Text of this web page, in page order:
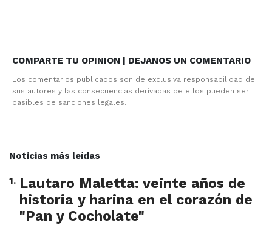
COMPARTE TU OPINION | DEJANOS UN COMENTARIO
Los comentarios publicados son de exclusiva responsabilidad de
sus autores y las consecuencias derivadas de ellos pueden ser
pasibles de sanciones legales.
Noticias más leídas
1. Lautaro Maletta: veinte años de
historia y harina en el corazón de
"Pan y Cocholate"